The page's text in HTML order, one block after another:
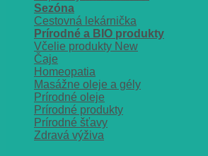
Sezóna
Cestovná lekárnička
Prírodné a BIO produkty
Včelie produkty
Čaje
Homeopatia
Masážne oleje a gély
Prírodné oleje
Prírodné produkty
Prírodné šťavy
Zdravá výživa